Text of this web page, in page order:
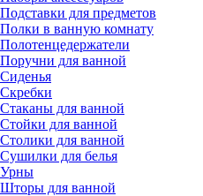
Подставки для предметов
Полки в ванную комнату
Полотенцедержатели
Поручни для ванной
Сиденья
Скребки
Стаканы для ванной
Стойки для ванной
Столики для ванной
Сушилки для белья
Урны
Шторы для ванной